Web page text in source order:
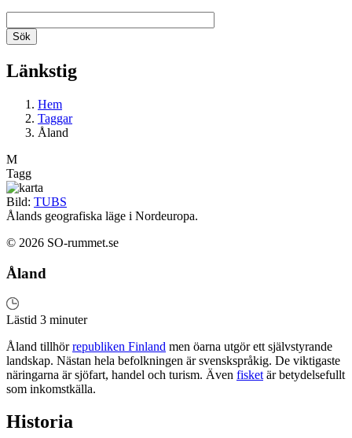
Länkstig
Hem
Taggar
Åland
M
Tagg
Bild: TUBS
Ålands geografiska läge i Nordeuropa.
© 2026 SO-rummet.se
Åland
Lästid 3 minuter
Åland tillhörrepubliken Finland men öarna utgör ett självstyrande
landskap. Nästan hela befolkningen är svenskspråkig. De viktigaste
näringarna är sjöfart, handel och turism. Även fisket är betydelsefullt
som inkomstkälla.
Historia